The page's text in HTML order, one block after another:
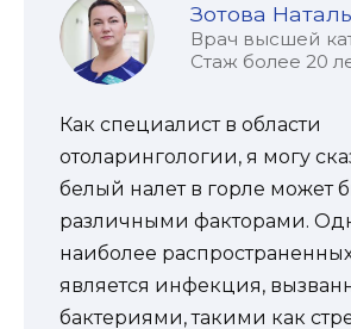
Зотова
Врач высшей
Стаж более 20
Как специалист в области
отоларингологии, я могу
белый налет в горле может
различными факторами.
наиболее
является инфекция,
бактериями, такими как